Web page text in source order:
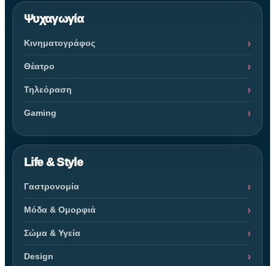
Ψυχαγωγία
Κινηματογράφος
Θέατρο
Τηλεόραση
Gaming
Life & Style
Γαστρονομία
Μόδα & Ομορφιά
Σώμα & Υγεία
Design